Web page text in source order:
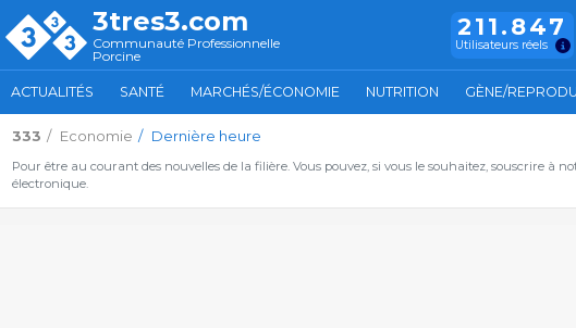
3tres3.com
Communauté Professionnelle
Porcine
211.847
Utilisateurs réels
ACTUALITÉS SANTÉ MARCHÉS/ÉCONOMIE NUTRITION GÈNE/
333 Economie Dernière heure
Pour être au courant des nouvelles de la filière. Vous pouvez, si vous le souhaitez, souscrire à
électronique.